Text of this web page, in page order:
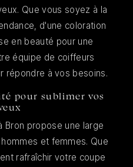
Que vous soyez à la
d'une coloration
en beauté pour une
équipe de coiffeurs
répondre à vos besoins.
pour sublimer vos
Bron propose une large
et femmes. Que
rafraîchir votre coupe